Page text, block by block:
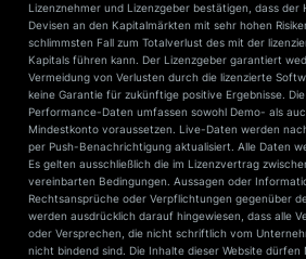
Lizenznehmer und Lizenzgeber bestätigen, dass der
Devisen an den Kapitalmärkten mit sehr hohen
schlimmsten Fall zum Totalverlust des mit der
Kapitals führen kann. Der Lizenzgeber garantiert
Vermeidung von Verlusten durch die lizenzierte
keine Garantie für zukünftige positive Ergebnisse.
Performance-Daten umfassen sowohl Demo- als
Mindestkonto voraussetzen. Live-Daten werden
per Push-Benachrichtigung aktualisiert. Alle Daten
Es gelten ausschließlich die im Lizenzvertrag
vereinbarten Bedingungen. Aussagen oder
Rechtsansprüche oder Verpflichtungen gegenüber
werden ausdrücklich darauf hingewiesen, dass alle
oder Versprechen, die nicht schriftlich vom
nicht bindend sind. Die Inhalte dieser Website dürfen